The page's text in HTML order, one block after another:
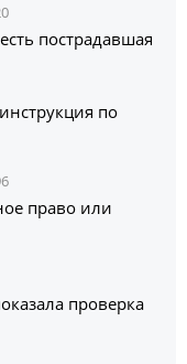
пострадавшая
по
право или
проверка